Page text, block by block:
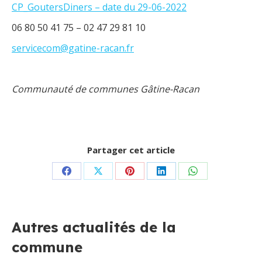
CP_GoutersDiners – date du 29-06-2022
06 80 50 41 75 – 02 47 29 81 10
servicecom@gatine-racan.fr
Communauté de communes Gâtine-Racan
Partager cet article
PartagerPartagerPartagerPartagerPartager
Autres actualités de la
commune